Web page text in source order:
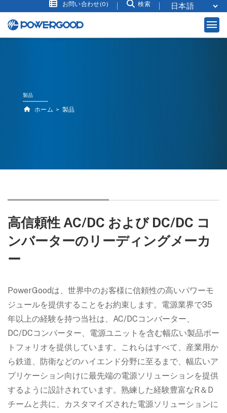
お問い合わせ(0) 検索
製品
ホーム 製品
高信頼性 AC/DC および DC/DC コ
ンバーターのリーディングメーカ
ー
PowerGoodは、世界中のお客様に信頼性の高いパワーモ
ジュールを提供することをお約束します。電源業界で35
年以上の経験を持つ当社は、AC/DCコンバーター、
DC/DCコンバーター、電源ユニットを含む幅広い製品ポー
トフォリオを提供しています。これらはすべて、産業用か
ら鉄道、防衛などのハイエンド分野に至るまで、幅広いア
プリケーション向けに最先端の電源ソリューションを提供
するように設計されています。熟練した経験豊富なR＆D
チームと共に、カスタマイズされた電源ソリューションに